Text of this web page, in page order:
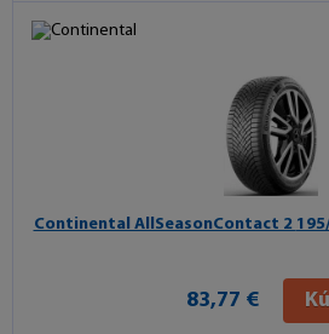
Continental AllSeasonContact 2
83,77 €